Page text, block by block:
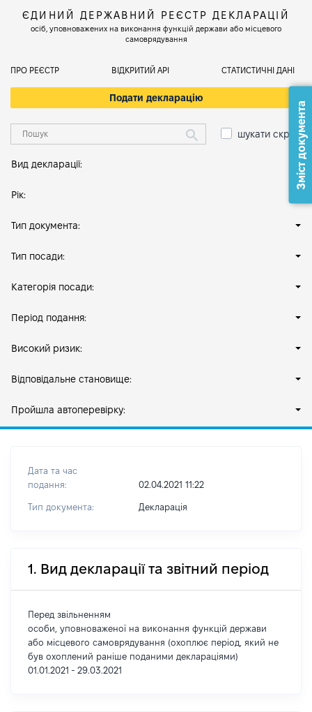
ЄДИНИЙ ДЕРЖАВНИЙ РЕЄСТР ДЕКЛАРАЦІЙ
осіб, уповноважених на виконання функцій держави або місцевого
самоврядування
ПРО РЕЄСТР ВІДКРИТИЙ АРІ СТАТИСТИЧНІ ДАНІ
Подати декларацію
шукати скрізь
Вид декларації:
Рік:
Тип документа:
Тип посади:
Категорія посади:
Період подання:
Високий ризик:
Відповідальне становище:
Пройшла автоперевірку:
Дата та час
подання:
02.04.2021 11:22
Тип документа: Декларація
1. Вид декларації та звітний період
Перед звільненням
особи, уповноваженої на виконання функцій держави
або місцевого самоврядування (охоплює період, який не
був охоплений раніше поданими деклараціями)
01.01.2021 - 29.03.2021
Зміст документа